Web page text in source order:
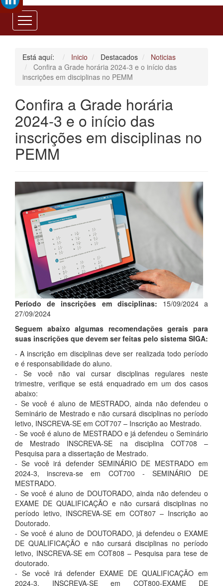
Está aquí: Inicio Destacados
Noticias
Confira a Grade horária 2024-3 e o início das
inscrições em disciplinas no PEMM
Confira a Grade horária
2024-3 e o início das
inscrições em disciplinas no
PEMM
Período de inscrições em disciplinas: 15/09/2024 a
27/09/2024
Seguem abaixo algumas recomendações gerais para
suas inscrições que devem ser feitas pelo sistema SIGA:
- A inscrição em disciplinas deve ser realizada todo período
e é responsabilidade do aluno.
- Se você não vai cursar disciplinas regulares neste
trimestre, verifique se está enquadrado em um dos casos
abaixo:
- Se você é aluno de MESTRADO, ainda não defendeu o
Seminário de Mestrado e não cursará disciplinas no período
letivo, INSCREVA-SE em COT707 – Inscrição ao Mestrado.
- Se você é aluno de MESTRADO e já defendeu o Seminário
de Mestrado INSCREVA-SE na disciplina COT708 –
Pesquisa para a dissertação de Mestrado.
- Se você irá defender SEMINÁRIO DE MESTRADO em
2024-3, inscreva-se em COT700 - SEMINÁRIO DE
MESTRADO.
- Se você é aluno de DOUTORADO, ainda não defendeu o
EXAME DE QUALIFICAÇÃO e não cursará disciplinas no
período letivo, INSCREVA-SE em COT807 – Inscrição ao
Doutorado.
- Se você é aluno de DOUTORADO, já defendeu o EXAME
DE QUALIFICAÇÃO e não cursará disciplinas no período
letivo, INSCREVA-SE em COT808 – Pesquisa para tese de
doutorado.
- Se você irá defender EXAME DE QUALIFICAÇÃO em
2024-3, INSCREVA-SE em COT800-EXAME DE